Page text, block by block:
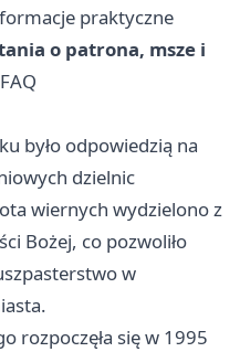
praktyczne
o patrona, msze i
FAQ
było odpowiedzią na
dzielnic
wiernych wydzielono z
Bożej, co pozwoliło
w
rozpoczęła się w 1995